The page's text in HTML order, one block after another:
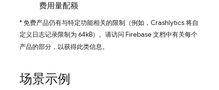
费用量配额
* 免费产品仍有与特定功能相关的限制（例如， Crashlytics将自
定义日志记录限制为 64kB）。 请访问 Firebase 文档中有关每个
产品的部分，以获得此类信息。
场景示例